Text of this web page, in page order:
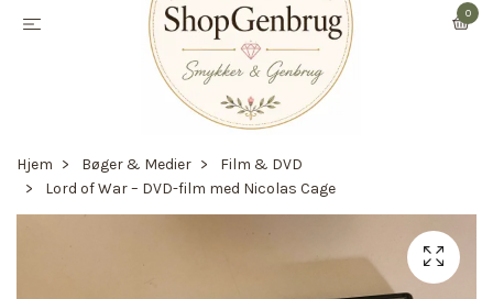
0
Hjem Bøger & Medier
Film & DVD
Lord of War – DVD-film med Nicolas Cage